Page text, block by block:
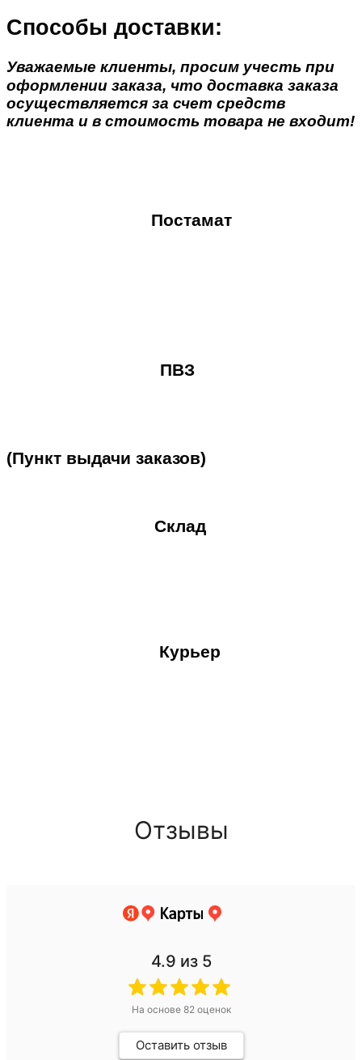
Способы доставки:
Уважаемые клиенты, просим учесть при
оформлении заказа, что доставка заказа
осуществляется за счет средств
клиента и в стоимость товара не входит!
Постамат
ПВЗ
(Пункт выдачи заказов)
Склад
Курьер